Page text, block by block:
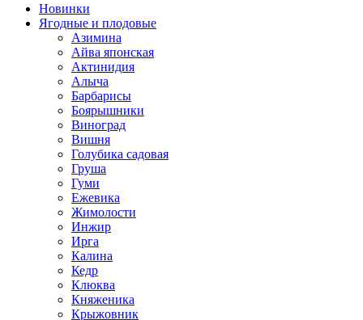
Новинки
Ягодные и плодовые
Азимина
Айва японская
Актинидия
Алыча
Барбарисы
Боярышники
Виноград
Вишня
Голубика садовая
Груша
Гуми
Ежевика
Жимолости
Инжир
Ирга
Калина
Кедр
Клюква
Княженика
Крыжовник